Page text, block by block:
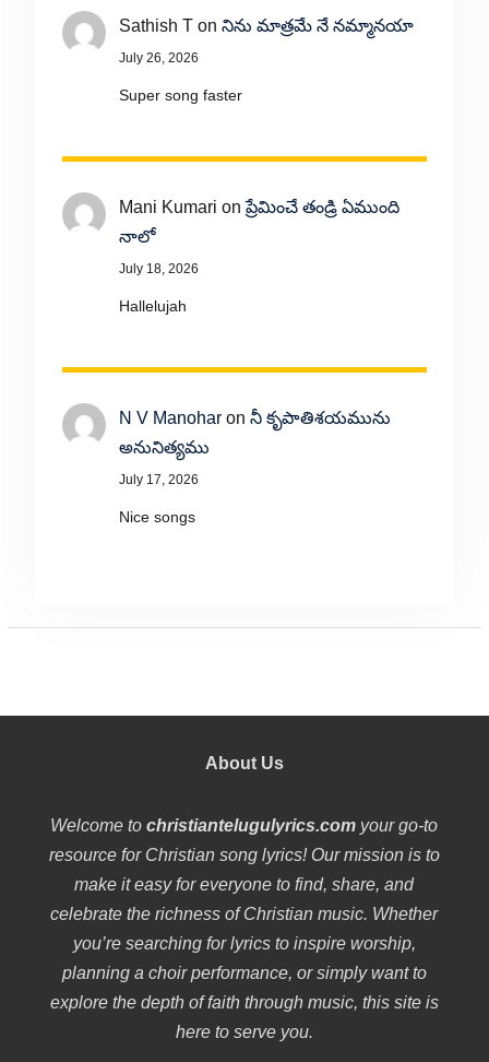
Sathish Ton నిను మాత్రమే నే నమ్మానయా
July 26, 2026
Super song faster
Mani Kumari onప్రేమించే తండ్రి ఏముంది
నాలో
July 18, 2026
Hallelujah
N V Manoharon నీ కృపాతిశయమును
అనునిత్యము
July 17, 2026
Nice songs
About Us
Welcome tochristiantelugulyrics.com your go-to
resource for Christian song lyrics! Our mission is to
make it easy for everyone to find, share, and
celebrate the richness of Christian music. Whether
you’re searching for lyrics to inspire worship,
planning a choir performance, or simply want to
explore the depth of faith through music, this site is
here to serve you.